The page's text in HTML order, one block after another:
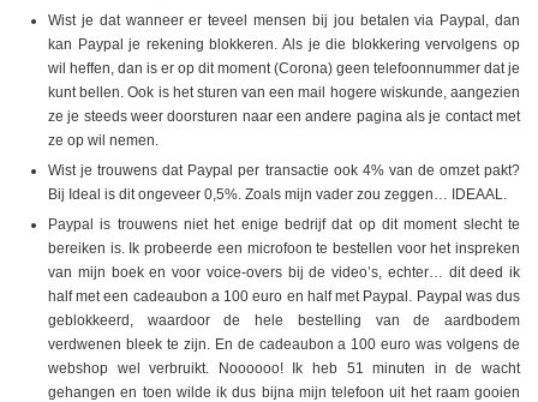
Wist je dat wanneer er teveel mensen bij jou betalen via Paypal, dan
kan Paypal je rekening blokkeren. Als je die blokkering vervolgens op
wil heffen, dan is er op dit moment (Corona) geen telefoonnummer dat je
kunt bellen. Ook is het sturen van een mail hogere wiskunde, aangezien
ze je steeds weer doorsturen naar een andere pagina als je contact met
ze op wil nemen.
Wist je trouwens dat Paypal per transactie ook 4% van de omzet pakt?
Bij Ideal is dit ongeveer 0,5%. Zoals mijn vader zou zeggen… IDEAAL.
Paypal is trouwens niet het enige bedrijf dat op dit moment slecht te
bereiken is. Ik probeerde een microfoon te bestellen voor het inspreken
van mijn boek en voor voice-overs bij de video’s, echter… dit deed ik
half met een cadeaubon a 100 euro en half met Paypal. Paypal was dus
geblokkeerd, waardoor de hele bestelling van de aardbodem
verdwenen bleek te zijn. En de cadeaubon a 100 euro was volgens de
webshop wel verbruikt. Noooooo! Ik heb 51 minuten in de wacht
gehangen en toen wilde ik dus bijna mijn telefoon uit het raam gooien